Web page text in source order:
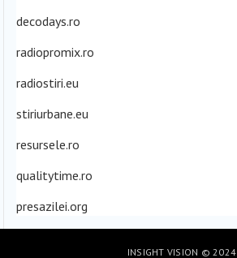
decodays.ro
radiopromix.ro
radiostiri.eu
stiriurbane.eu
resursele.ro
qualitytime.ro
presazilei.org
INSIGHT VISION © 2024